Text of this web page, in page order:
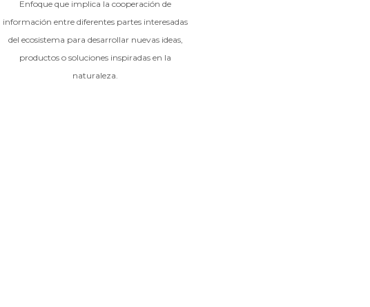
Enfoque que implica la cooperación de
información entre diferentes partes interesadas
del ecosistema para desarrollar nuevas ideas,
productos o soluciones inspiradas en la
naturaleza.